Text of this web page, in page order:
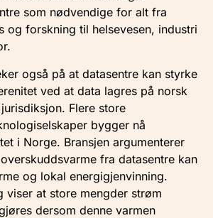
som nødvendige for alt fra
og forskning til helsevesen, industri
også på at datasentre kan styrke
ved at data lagres på norsk
Flere store
bygger nå
i Norge. Bransjen argumenterer
fra datasentre kan
og lokal energigjenvinning.
viser at store mengder strøm
dersom denne varmen